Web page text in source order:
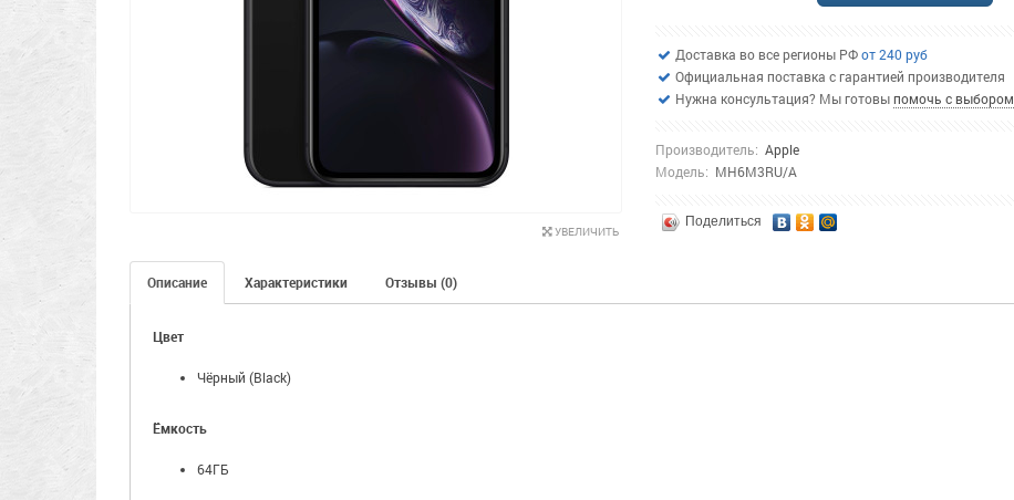
УВЕЛИЧИТЬ
Доставка во все регионы РФот 240 руб
Официальная поставка с гарантией производителя
Нужна консультация? Мы готовыпомочь с выбором
Производитель: Apple
Модель: MH6M3RU/A
Поделиться
Описание Характеристики Отзывы (0)
Цвет
Чёрный (Black)
Ёмкость
64ГБ